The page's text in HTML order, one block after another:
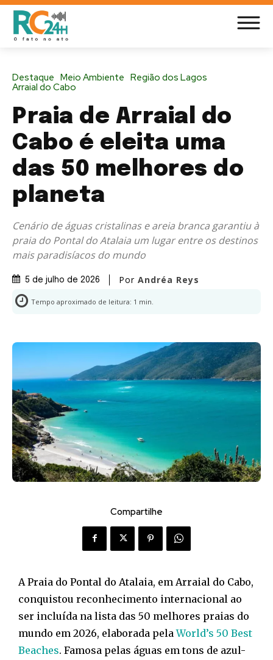
Destaque Meio Ambiente Região dos Lagos
Arraial do Cabo
Praia de Arraial do
Cabo é eleita uma
das 50 melhores do
planeta
Cenário de águas cristalinas e areia branca garantiu à
praia do Pontal do Atalaia um lugar entre os destinos
mais paradisíacos do mundo
5 de julho de 2026 Por Andréa Reys
Tempo aproximado de leitura: 1 min.
Compartilhe
A Praia do Pontal do Atalaia, em Arraial do Cabo,
conquistou reconhecimento internacional ao
ser incluída na lista das 50 melhores praias do
mundo em 2026, elaborada pelaWorld’s 50 Best
Beaches. Famosa pelas águas em tons de azul-